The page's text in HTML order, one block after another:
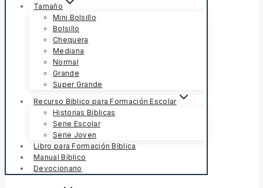
Tamaño
Mini Bolsillo
Bolsillo
Chequera
Mediana
Normal
Grande
Super Grande
Recurso Bíblico para Formación Escolar
Historias Bíblicas
Serie Escolar
Serie Joven
Libro para Formación Bíblica
Manual Bíblico
Devocionario